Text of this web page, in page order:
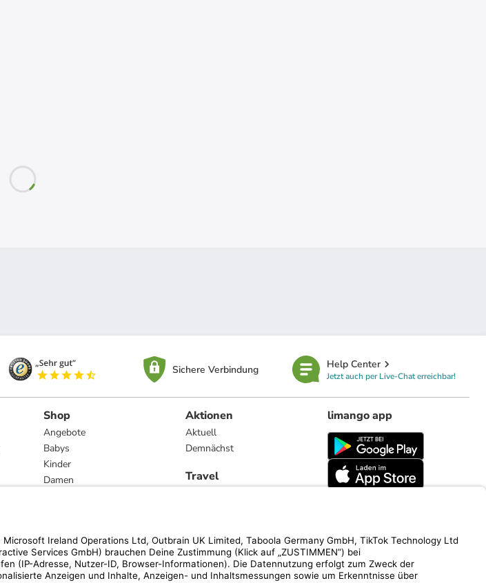
Sichere Verbindung Help Center
Jetzt auch per Live-Chat erreichbar!
Shop
Angebote
Babys
Kinder
Damen
Marken
Aktionen
Aktuell
Demnächst
Travel
limango app